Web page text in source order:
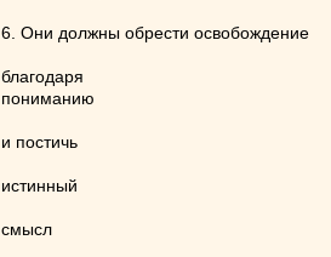
6. Они должны обрести освобождение
благодаря
пониманию
и постичь
истинный
смысл